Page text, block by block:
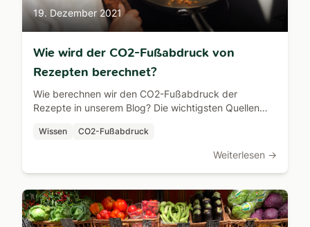
19. Dezember 2021
Wie wird der CO2-Fußabdruck von
Rezepten berechnet?
Wie berechnen wir den CO2-Fußabdruck der
Rezepte in unserem Blog? Die wichtigsten Quellen
Wissen CO2-Fußabdruck
Weiterlesen →